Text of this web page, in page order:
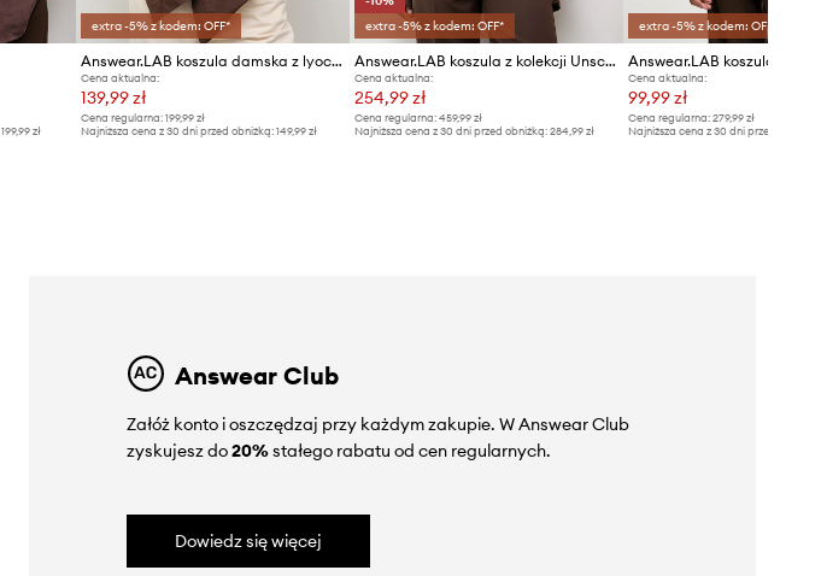
199,99 zł
extra -5% z kodem: OFF*
Answear.LAB koszula damska z lyocellem
Cena aktualna:
139,99 zł
Cena regularna: 199,99 zł
Najniższa cena z 30 dni przed obniżką: 149,99 zł
extra -5% z kodem: OFF*
Answear.LAB koszula z kolekcji Unscripted
Cena aktualna:
254,99 zł
Cena regularna:459,99 zł
Najniższa cena z 30 dni przed obniżką:284,99 zł
extra -5% z kodem: OFF*
Answear.LAB koszula
Cena aktualna:
99,99 zł
Cena regularna: 279,99 zł
Najniższa cena z 30 dni przed obniżką:
Answear Club
Załóż konto i oszczędzaj przy każdym zakupie. W Answear Club
zyskujesz do20%stałego rabatu od cen regularnych.
Dowiedz się więcej